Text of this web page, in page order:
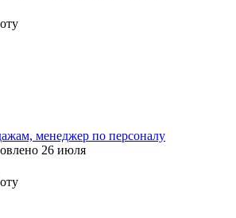
менеджер по персоналу
26 июля